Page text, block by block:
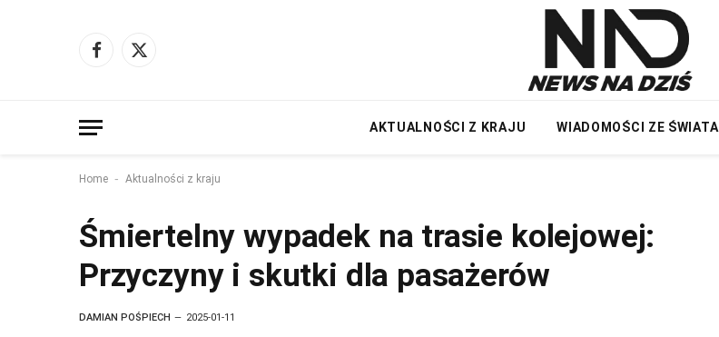
Facebook
X
AKTUALNOŚCI Z KRAJU WIADOMOŚCI ZE ŚWIATA
Home - Aktualności z kraju
Śmiertelny wypadek na trasie kolejowej:
Przyczyny i skutki dla pasażerów
DAMIAN POŚPIECH 2025-01-11